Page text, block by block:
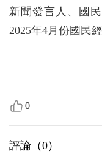
新聞發言人、國
2025年4月份國民
0
評論（0）